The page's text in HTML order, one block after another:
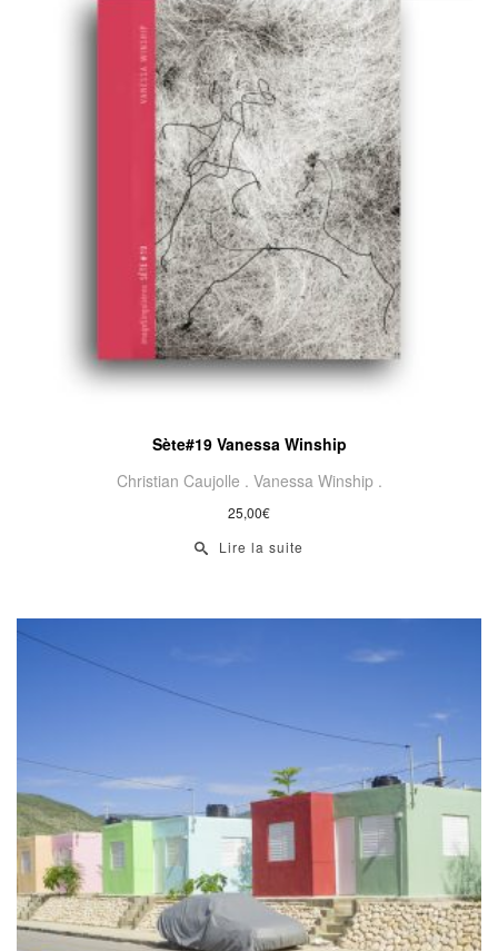
Sète#19 Vanessa Winship
Christian Caujolle . Vanessa Winship .
25,00€
Lire la suite